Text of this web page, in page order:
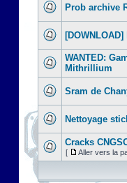
Prob archive
WANTED:
Mithrillium
Sram de
Nettoyage
Cracks
[ Aller vers la